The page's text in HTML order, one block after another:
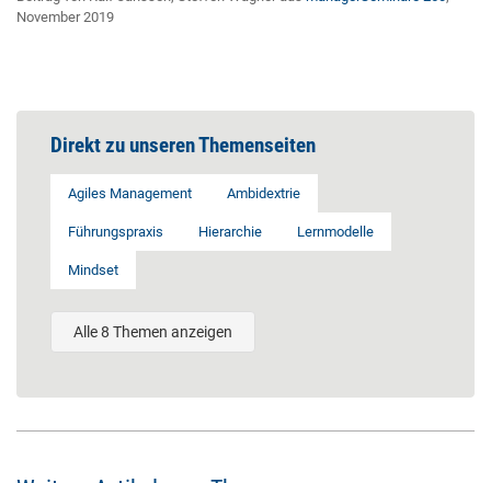
November 2019
Direkt zu unseren Themenseiten
Agiles Management Ambidextrie
Führungspraxis Hierarchie Lernmodelle
Mindset
Alle 8 Themen anzeigen